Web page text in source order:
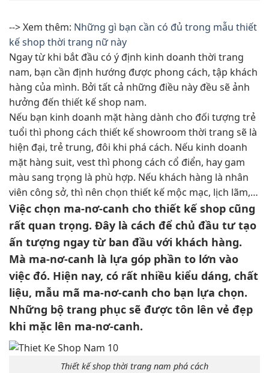
--> Xem thêm: Những gì bạn cần có đủ trong mẫu thiết
kế shop thời trang nữ này
Ngay từ khi bắt đầu có ý định kinh doanh thời trang
nam, bạn cần định hướng được phong cách, tập khách
hàng của mình. Bởi tất cả những điều này đều sẽ ảnh
hưởng đến thiết kế shop nam.
Nếu bạn kinh doanh mặt hàng dành cho đối tượng trẻ
tuổi thì phong cách thiết kế showroom thời trang sẽ là
hiện đại, trẻ trung, đôi khi phá cách. Nếu kinh doanh
mặt hàng suit, vest thì phong cách cổ điển, hay gam
màu sang trọng là phù hợp. Nếu khách hàng là nhân
viên công sở, thì nên chọn thiết kế mộc mạc, lịch lãm,…
Việc chọn ma-nơ-canh cho thiết kế shop cũng
rất quan trọng. Đây là cách để chủ đầu tư tạo
ấn tượng ngay từ ban đầu với khách hàng.
Mà ma-nơ-canh là lựa góp phần to lớn vào
việc đó. Hiện nay, có rất nhiều kiểu dáng, chất
liệu, mẫu mã ma-nơ-canh cho bạn lựa chọn.
Những bộ trang phục sẽ được tôn lên vẻ đẹp
khi mặc lên ma-nơ-canh.
Thiết kế shop thời trang nam phá cách